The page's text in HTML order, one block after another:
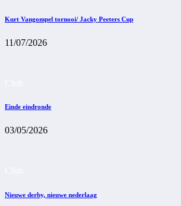
Kurt Vangompel tornooi/ Jacky Peeters Cup
11/07/2026
Einde eindronde
03/05/2026
Nieuwe derby, nieuwe nederlaag